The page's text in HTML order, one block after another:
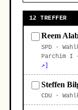
12 TREFFER
Reem
SPD ·
Parchim I
↗]
Steffen
CDU ·